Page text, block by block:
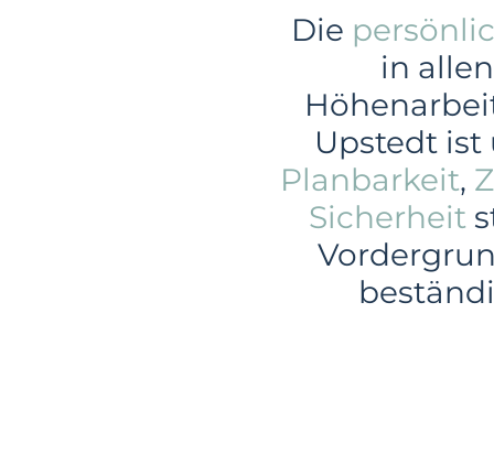
Die
in
Upstedt ist
Planbarkeit,
Sicherheit